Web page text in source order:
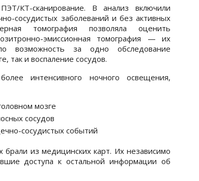
КТ-сканирование. В анализ включили
сосудистых заболеваний и без активных
томография позволяла оценить
эмиссионная томография — их
возможность за одно обследование
так и воспаление сосудов.
интенсивного ночного освещения,
мозге
сосудов
сосудистых событий
из медицинских карт. Их независимо
доступа к остальной информации об